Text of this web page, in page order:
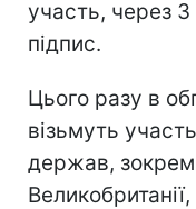
участь, через 3
підпис.
Цього разу в
візьмуть
держав,